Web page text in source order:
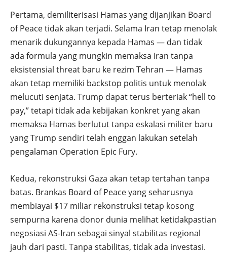
Pertama, demiliterisasi Hamas yang dijanjikan Board
of Peace tidak akan terjadi. Selama Iran tetap menolak
menarik dukungannya kepada Hamas — dan tidak
ada formula yang mungkin memaksa Iran tanpa
eksistensial threat baru ke rezim Tehran — Hamas
akan tetap memiliki backstop politis untuk menolak
melucuti senjata. Trump dapat terus berteriak “hell to
pay,” tetapi tidak ada kebijakan konkret yang akan
memaksa Hamas berlutut tanpa eskalasi militer baru
yang Trump sendiri telah enggan lakukan setelah
pengalaman Operation Epic Fury.
Kedua, rekonstruksi Gaza akan tetap tertahan tanpa
batas. Brankas Board of Peace yang seharusnya
membiayai $17 miliar rekonstruksi tetap kosong
sempurna karena donor dunia melihat ketidakpastian
negosiasi AS-Iran sebagai sinyal stabilitas regional
jauh dari pasti. Tanpa stabilitas, tidak ada investasi.